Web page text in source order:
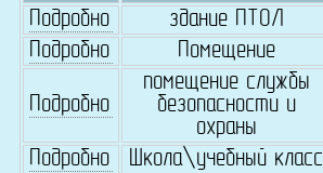
Подробно здание ПТОЛ
Подробно
Помещение
Подробно
помещение службы
безопасности и
охраны
Подробно Школа\учебный класс